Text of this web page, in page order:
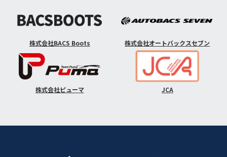
株式会社BACS Boots 株式会社オートバックスセブン
株式会社ピューマ JCA